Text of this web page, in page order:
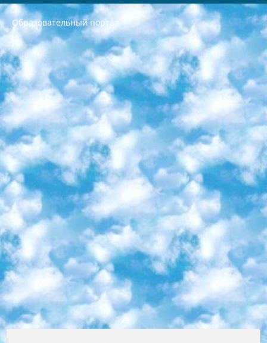
Образовательный портал
РЕСПУБЛИКА УЗБЕКИСТАН МИНИСТРЕРСТВО ДОШКОЛЬНОГО И ШКОЛЬНОГО ОБРАЗОВАНИЯ КОМАНДА в общеобразовательных учреждениях в 2023-2024 учебном году организация и проведение итоговой государственной аттестации обучающихся о Министра дошкольного и школьного образования Республики Узбекистан от 4 марта 2008 года (постановлением Минюста от 20 марта 2008 года № 1778 государственной регистрации) «Итоговое состояние учащихся общего среднего образования на основании положения об утверждении положения об аттестации общего среднего образования выпускной экзамен студентов в образовательных учреждениях в 2023-2024 учебном году В целях организации и прохождения аттестации приказываю: 1. Следующее: перечень предметов, по которым будет проводиться итоговая государственная аттестация и экзамен формы перевода согласно приложению 1; сертификаты международного образца, оценивающие уровень владения иностранными языками перечень согласно приложению 2; 2. Педагогический при специализированных образовательных учреждениях. научно-практический центр квалификации и международной оценки (Д.Давидова) 2024 г. До 25 марта: задания по предметам, по которым будет проводиться итоговая аттестация разработка и утверждение технических условий; итоговая аттестация на основании разработанного предметного задания разработка вопросов по предметам (устно и письменно), экзамен передача; общеобразовательные средние школы и специальные учебные заведения учащиеся выпускных классов школ и интернатов в агентской системе подготовка базы данных экзаменационных материалов и критериев оценки; перевод базы экзаменационных материалов на все языки обучения подать в Республиканский образовательный центр для изготовления; варианты экзаменов на основе разработанных контрольных материалов пусть будут поставлены задачи формирования. 3. Республиканский образовательный центр (Ш.Худайкулов) до 5 апреля 2024 года. до: база данных предоставленных экзаменационных материалов на все языки обучения перевод и экспертиза; для слепых, слабовидящих, глухих, слабослышащих и умственно отсталых детей учащиеся выпускных классов специализированных школ и школ-интернатов база данных экзаменационных материалов на всех преподаваемых языках подготовка критериев оценки; специализированные школы для умственно отсталых детей и технологии для учащихся выпускных классов школ-интернатов разработка соответствующих рекомендаций и критериев проведения ЕГЭ по естествознанию давать задания. 4. Педагогический при специализированных образовательных учреждениях. Научно-практический центр навыков и международной оценки (Д.Давидова), Республика образовательный центр (Худайкулов Ш.) итоговый государственный аттестационный экзамен ориентирован на творческое и логическое мышление при подготовке базы материалов учитывать введение заданий. 5. Следует отметить, что: сертификат государственного образца о знании общеобразовательного предмета и как минимум национальный уровень B1 по предметам на иностранных языках, указанным в Приложении 2. или международно признанный сертификат эквивалентного уровня студенты, изучающие определенный предмет, освобождаются от экзамена; по соответствующим предметам запланирована итоговая государственная аттестация за день до дня, путем жеребьевки Рабочей группой (в письменной форме по предметам, проводимым в форме) из числа сформированных вариантов выбрано 2 варианта; 2 выбранных варианта экзамена анонсированы на официальном сайте министерства и все выпускники по всей стране на основе этих вариантов проводит итоговую государственную аттестацию. 6. Государственное образование учащихся средних общеобразовательных учреждений. знания в соответствии с квалификационными требованиями, которые необходимо приобрести на основании стандартов итоговый (выпускной) контроль для 9 и 11 классов в целях тестирования Экзамены (далее – экзамены) состоят из предметов, перечисленных в приложении 1. будет сделано. 7. Экзамены пройдут с 26 мая по 15 июня 2024 г. (кроме науки физического воспитания). 8. Физическая для учащихся 9 классов общесредних образовательных учреждений. Экзамены по предмету «Образование, квалификация медицина» 1-6 мая 2024 года. сотрудники перевести под присмотр (с отклонениями в физическом или умственном развитии) специализированная школа для детей, школы-интернаты и со сколиозом школы-интернаты санаторного типа для больных детей исключены). 9. Он был слепым, слабовидящим и имел нарушения опорно-двигательного аппарата. экзамены в специализированных школах и интернатах для детей должны проводиться исходя из требований, предъявляемых к общеобразовательным учреждениям (физкультура кроме науки). 10. Специализированная школа для глухих и слабослышащих детей. и экзамены в интернатах и быть реализован в виде письменного теста по математике. 11. Специальность для умственно отсталых детей. Для 9 класса Родной язык и литературное письмо Государственный язык (язык обучения – узбекский). для неклассов) написано Математическое письмо Письменная/устная история Узбекистана Физическое воспитание практично Итоговый контроль Для 11 класса Написание родного языка и литературы (эссе) Математическое письмо Узбекский язык (обучение на узбекском языке) не посещающее общее среднее образование для учреждений)/Образовательное учреждение выбор письменный и устный Иностранный язык письменный/устный Письменная/устная история Узбекистана *По выбору студента:  Химия  Физика  Основы государственного права  География 10 бесплатных образовательных ресурсов - Мы составили подборку онлайн-проектов с интерактивными упражнениями, видеолекциями и статьями. Они помогут вам обрести новые и освежить старые знания бесплатно. 1. «ИНТУИТ» Старейшая образовательная площадка Рунета. Здесь вы найдёте сотни текстовых и видеокурсов на десятки различных тем — от программирования до психологии. Многие курсы подготовлены российскими университетами и крупными международными компаниями вроде Intel и Microsoft. Самостоятельное обучение бесплатное, но желающие могут оплатить услуги персональных наставников. 2. «Смартия» знакомит с актуальными профессиями и подсказывает, как им обучаться. Выбрав заинтересовавшую вас специальность — SMM-специалист, фотограф, веб-дизайнер или другую, — увидите список необходимых для неё умений. Чтобы вы могли освоить их самостоятельно, для каждого умения площадка отображает подборку ссылок на учебные материалы. Хотя «Смартия» ориентируется на русскоязычную аудиторию, часть контента всё же доступна только на английском. 3. «Лекторий Физтеха» Проект Московского физико-технического института (Физтеха). С его помощью вы можете смотреть онлайн серии лекций, записанные на видео в этом вузе. В числе доступных предметов — физика, биология, химия, информационные технологии и другие. К некоторым лекциям администрация ресурса прилагает готовые конспекты, которые можно скачивать в PDF-формате. 4. ITMOcourses Онлайн-площадка Санкт-Петербургского национального исследовательского университета информационных технологий, механики и оптики (ИТМО). Ресурс предоставляет свободный доступ к курсам, разработанным в этом вузе. Каталог материалов разбит на четыре категории: «Оптические системы и технологии», «Приборостроение и робототехника», «Информационные технологии» и «Биотехнологии». Курсы состоят из видеолекций, интерактивных демонстраций и заданий. 5. «КиберЛенинка» Электронная научная библиотека открытого доступа. Каталог площадки регулярно обрастает текстами статей из различных научных изданий. Сгруппированные по журналам и рубрикам публикации можно читать онлайн или скачивать целиком в PDF-формате. Проект нацелен на популяризацию науки за счёт открытого доступа к качественной информации. 6. «ПостНаука» На этом ресурсе публикуют подборки видеолекций, составленные экспертами из разных отраслей и объединённые общими темами. Среди них, к примеру, есть серии «Биоинформатика и геномика», «Культура средневековой Скандинавии» и Cinema Studies о теории кино. Каждая подборка лекций — логически связанная история, рассказанная экспертом от первого лица. Кроме того, на сайте появляются научно-образовательные статьи и тесты на разные темы. 7. «Newочём» Команда проекта «Newочём» отбирает самые интересные тексты из англоязычных СМИ и переводит те из них, за которые голосуют участники сообщества «ВКонтакте». По большей части это научно-популярные статьи. Редакторы придумывают лишь заголовки, в остальном содержание переводов соответствует оригиналам. Полные тексты можно читать прямо в социальной сети. 8. InternetUrok Онлайн-база материалов по основным дисциплинам школьной программы. Информация на сайте структурирована по классам, предметам и темам (урокам). Каждый урок состоит из видеолекций и конспектов. Есть также интерактивные тренажёры и тесты для закрепления пройденного материала. Даже если вы давно окончили школу, возможность повторить программу старших классов всегда может пригодиться. 9. Edutainme Ещё один ресурс об образовании. В отличие от Newtonew, как мне кажется, Edutainme больше ориентируется на представителей индустрии: педагогов, предпринимателей, разработчиков образовательных проектов. Но и любой, кто просто стремится к саморазвитию, найдёт на сайте много полезного и интересного для себя. Например, информацию о новых курсах и образовательных сервисах. 10. Newtonew Онлайн-медиа об образовании и обучении в широком смысле. Авторы Newtonew пишут об инструментах, заведениях, тактиках и стратегиях, которые помогают учить других и получать новые знания самостоятельно. На этой площадке вы найдёте новости, обзоры, аналитические мат